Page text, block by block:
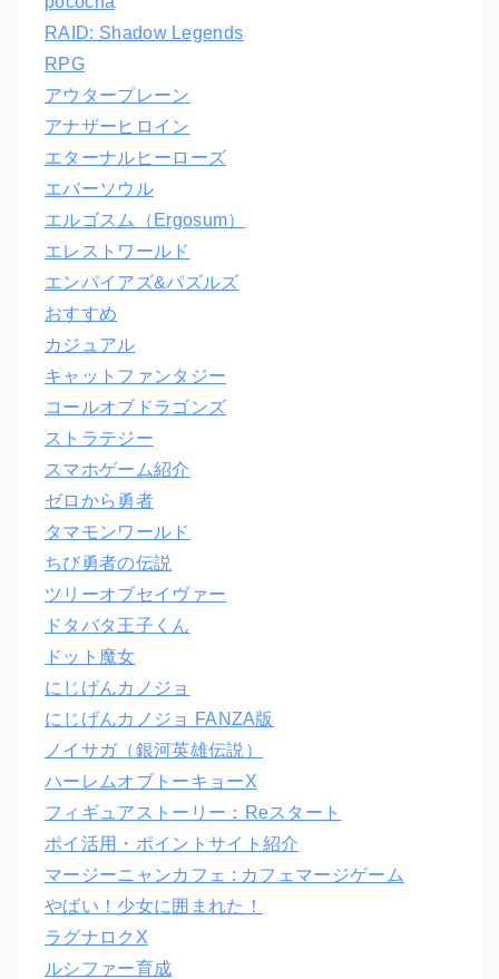
RAID: Shadow Legends
RPG
アウタープレーン
アナザーヒロイン
エターナルヒーローズ
エバーソウル
エルゴスム（Ergosum）
エレストワールド
エンパイアズ&パズルズ
おすすめ
カジュアル
キャットファンタジー
コールオブドラゴンズ
ストラテジー
スマホゲーム紹介
ゼロから勇者
タマモンワールド
ちび勇者の伝説
ツリーオブセイヴァー
ドタバタ王子くん
ドット魔女
にじげんカノジョ
にじげんカノジョ FANZA版
ノイサガ（銀河英雄伝説）
ハーレムオブトーキョーX
フィギュアストーリー：Reスタート
ポイ活用・ポイントサイト紹介
マージーニャンカフェ : カフェマージゲーム
やばい！少女に囲まれた！
ラグナロクX
ルシファー育成